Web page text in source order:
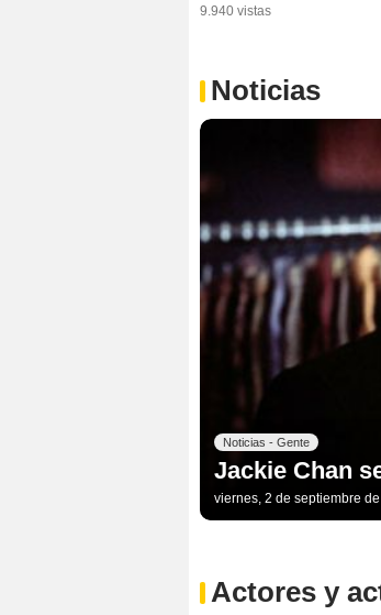
9.940 vistas
Noticias
Noticias - Gente
Jackie Chan
viernes, 2 de septiembre
Actores y